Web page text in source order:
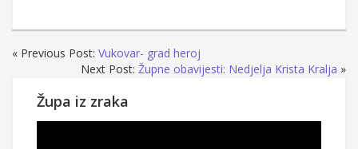
« Previous Post: Vukovar- grad heroj
Next Post: Župne obavijesti: Nedjelja Krista Kralja »
Župa iz zraka